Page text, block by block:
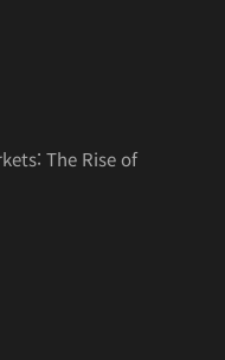
The Rise of